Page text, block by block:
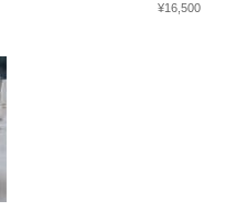
¥16,500